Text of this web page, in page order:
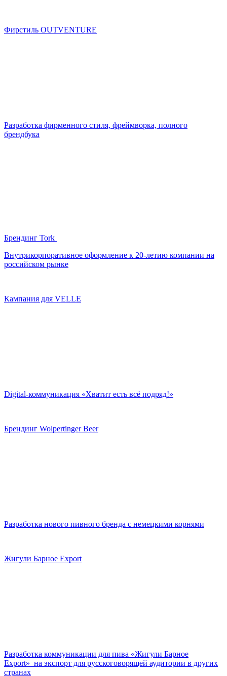
Фирстиль OUTVENTURE
Разработка фирменного стиля, фреймворка, полного
брендбука
Брендинг Tork
Внутрикорпоративное оформление к 20-летию компании на
российском рынке
Кампания для VELLE
Digital-коммуникация «Хватит есть всё подряд!»
Брендинг Wolpertinger Beer
Разработка нового пивного бренда с немецкими корнями
Жигули Барное Export
Разработка коммуникации для пива «Жигули Барное
Export» на экспорт для русскоговорящей аудитории в других
странах